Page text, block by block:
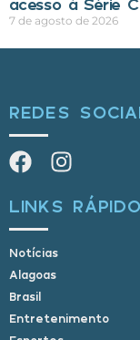
7 de agosto de 2026
REDES
LINKS
Notícias
Alagoas
Brasil
Entretenimento